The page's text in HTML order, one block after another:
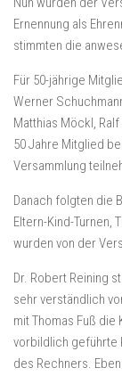
Ernennung als
stimmten die
Für 50-jährige
Werner
Matthias Möckl,
50 Jahre Mitglied
Versammlung
Danach folgten die
Eltern-Kind-Turnen,
wurden von der
Dr. Robert Reining
sehr verständlich
mit Thomas Fuß
vorbildlich geführte
des Rechners.